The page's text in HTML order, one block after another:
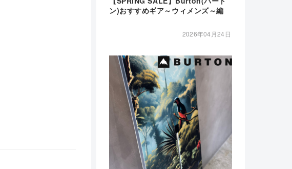
ン)おすすめギア～ウィメンズ～編
2026年04月24日